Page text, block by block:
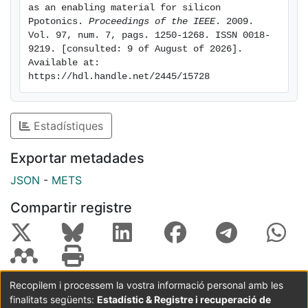
as an enabling material for silicon
Ppotonics. Proceedings of the IEEE. 2009.
Vol. 97, num. 7, pags. 1250-1268. ISSN 0018-
9219. [consulted: 9 of August of 2026].
Available at:
https://hdl.handle.net/2445/15728
Estadístiques
Exportar metadades
JSON - METS
Compartir registre
Coordinació:CRAI UB Avís legal
Metadades
Recopilem i processem la vostra informació personal amb les
finalitats següents: Estadístic & Registre i recuperació de